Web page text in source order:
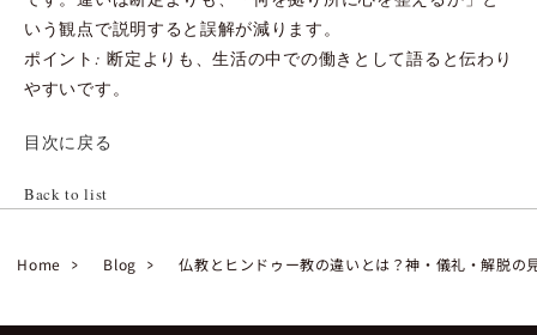
いう観点で説明すると誤解が減ります。
ポイント: 断定よりも、生活の中での働きとして語ると伝わり
やすいです。
目次に戻る
Back to list
Home Blog 仏教とヒンドゥー教の違いとは？神・儀礼・解脱の